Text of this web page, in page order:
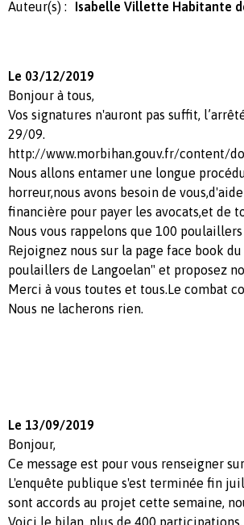
Auteur(s) : Isabelle Villette Habitante
Le 03/12/2019
Bonjour à tous,
Vos signatures n'auront pas suffit,
29/09.
http://www.morbihan.gouv.fr/content/
Nous allons entamer une longue
horreur,nous avons besoin de
financière pour payer les avocats,et de
Nous vous rappelons que 100
Rejoignez nous sur la page face book
poulaillers de Langoelan" et proposez
Merci à vous toutes et tous.Le combat
Nous ne lacherons rien.
Le 13/09/2019
Bonjour,
Ce message est pour vous renseigner
L'enquête publique s'est terminée fin
sont accords au projet cette semaine,
Voici le bilan, plus de 400